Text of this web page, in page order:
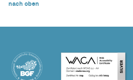
nach oben